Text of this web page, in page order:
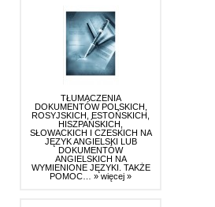
TŁUMACZENIA
DOKUMENTÓW POLSKICH,
ROSYJSKICH, ESTOŃSKICH,
HISZPAŃSKICH,
SŁOWACKICH I CZESKICH NA
JĘZYK ANGIELSKI LUB
DOKUMENTÓW
ANGIELSKICH NA
WYMIENIONE JĘZYKI. TAKŻE
POMOC… » więcej »